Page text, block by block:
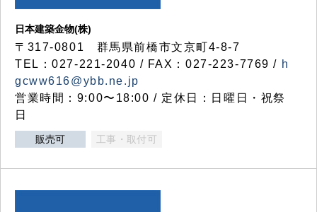
日本建築金物(株)
〒317‐0801 群馬県前橋市文京町4-8-7
TEL：027-221-2040 / FAX：027-223-7769 / h
gcww616@ybb.ne.jp
営業時間：9:00〜18:00 / 定休日：日曜日・祝祭
日
販売可 工事・取付可